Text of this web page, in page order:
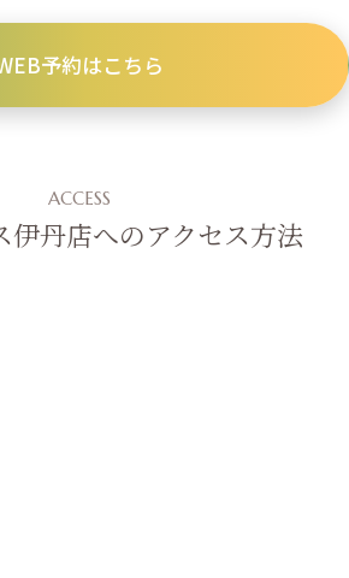
予約はこちら
ACCESS
伊丹店へのアクセス方法